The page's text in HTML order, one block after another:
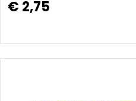
€ 2,75